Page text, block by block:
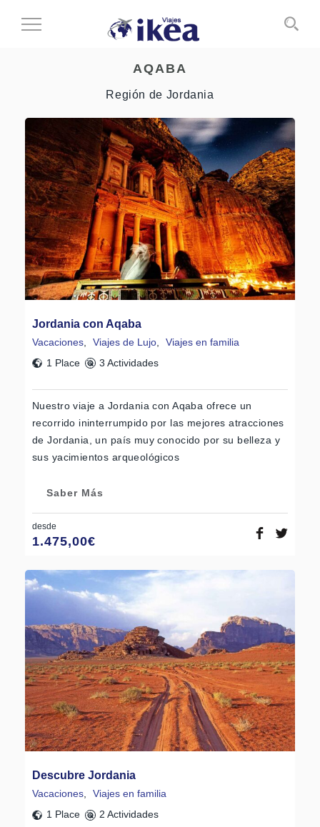
Cambiar
AQABA
Región de Jordania
Jordania con Aqaba
Vacaciones Viajes de Lujo
Viajes en familia
1 Place
3 Actividades
Nuestro viaje a Jordania con Aqaba ofrece un
recorrido ininterrumpido por las mejores atracciones
de Jordania, un país muy conocido por su belleza y
sus yacimientos arqueológicos
Saber Más
desde
1.475,00€
Descubre Jordania
Vacaciones,
Viajes en familia
1 Place
2 Actividades